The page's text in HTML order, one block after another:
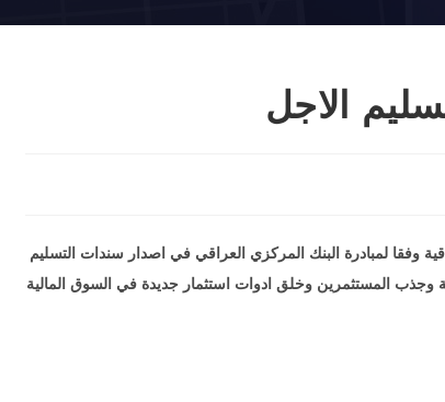
الاجل
وفقا لمبادرة البنك المركزي العراقي في اصدار سندات التسليم
وجذب المستثمرين وخلق ادوات استثمار جديدة في السوق المالية